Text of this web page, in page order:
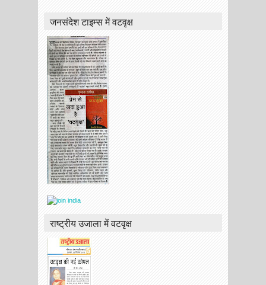
जनसंदेश टाइम्स में वटवृक्ष
राष्ट्रीय उजाला में वटवृक्ष